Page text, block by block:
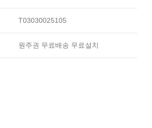
T03030025105
원주권 무료배송 무료설치